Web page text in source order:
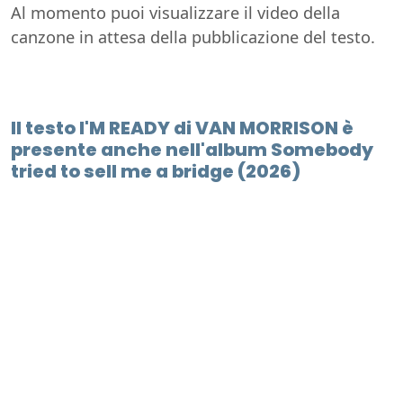
Al momento puoi visualizzare il video della
canzone in attesa della pubblicazione del testo.
Il testo I'M READY di VAN MORRISON è
presente anche nell'album Somebody
tried to sell me a bridge (2026)